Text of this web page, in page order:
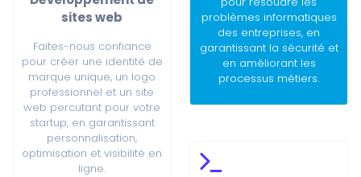
sites web
Faites-nous confiance
pour créer une identité de
marque unique, un logo
professionnel et un site
web percutant pour votre
startup, en garantissant
personnalisation,
optimisation et visibilité en
ligne.
problèmes informatiques
des entreprises, en
garantissant la sécurité et
en améliorant les
processus métiers.